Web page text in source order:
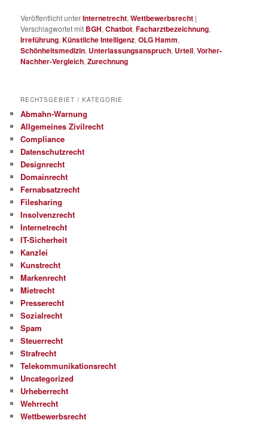
Veröffentlicht unterInternetrecht,Wettbewerbsrecht |
Verschlagwortet mit BGH,Chatbot,Facharztbezeichnung,
Irreführung,Künstliche Intelligenz,OLG Hamm,
Schönheitsmedizin, Unterlassungsanspruch, Urteil,Vorher-
Nachher-Vergleich,Zurechnung
RECHTSGEBIET / KATEGORIE
Abmahn-Warnung
Allgemeines Zivilrecht
Compliance
Datenschutzrecht
Designrecht
Domainrecht
Fernabsatzrecht
Filesharing
Insolvenzrecht
Internetrecht
IT-Sicherheit
Kanzlei
Kunstrecht
Markenrecht
Mietrecht
Presserecht
Sozialrecht
Spam
Steuerrecht
Strafrecht
Telekommunikationsrecht
Uncategorized
Urheberrecht
Wehrrecht
Wettbewerbsrecht